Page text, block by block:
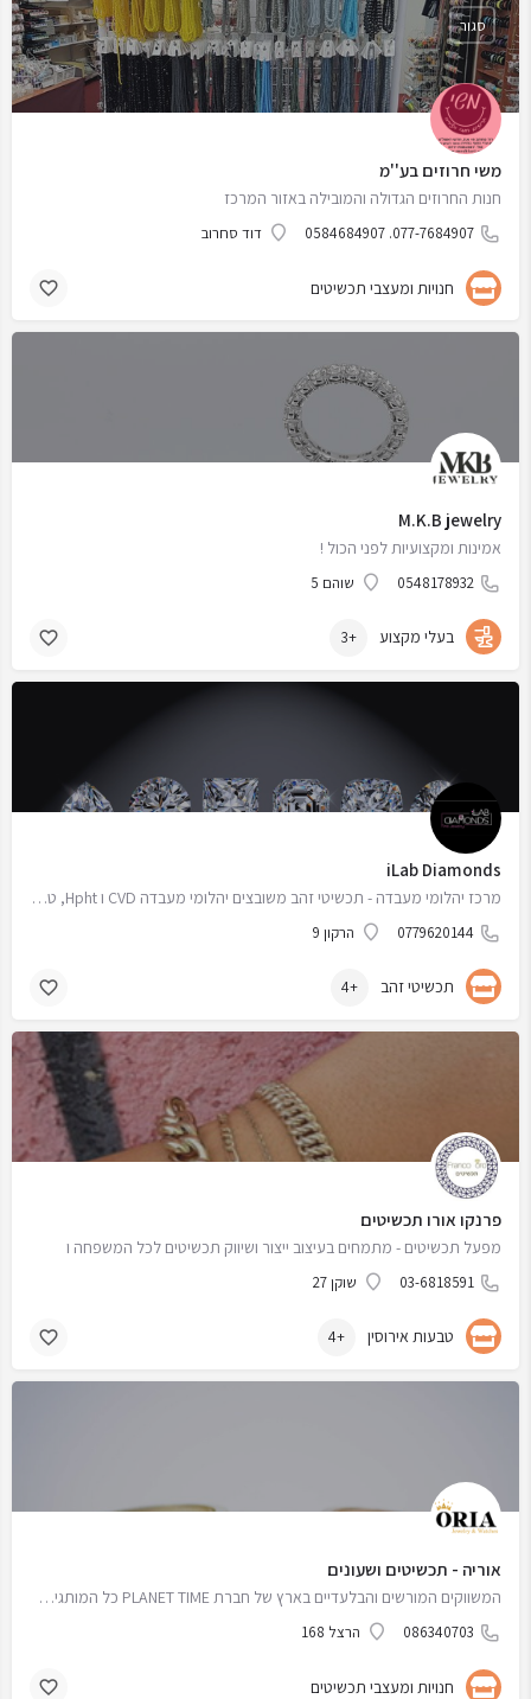
משי חרוזים בע''מ
חנות החרוזים הגדולה והמובילה באזור המרכז
077-7684907. 0584684907 דוד סחרוב
סגור
חנויות ומעצבי תכשיטים
M.K.B jewelry
אמינות ומקצועיות לפני הכול !
0548178932 שוהם 5
בעלי מקצוע +3
iLab Diamonds
מרכז יהלומי מעבדה - תכשיטי זהב משובצים יהלומי מעבדה CVD ו Hpht, טבעות אירוסין עגילי יהלום בעיצוב אישי
0779620144 הרקון 9
תכשיטי זהב +4
פרנקו אורו תכשיטים
מפעל תכשיטים - מתמחים בעיצוב ייצור ושיווק תכשיטים לכל המשפחה ו
03-6818591 שוקן 27
טבעות אירוסין +4
אוריה - תכשיטים ושעונים
המשווקים המורשים והבלעדיים בארץ של חברת PLANET TIME כל המותגים הם מהיבואן הראשי בישראל. אנו מספקים מוצרים…
086340703 הרצל 168
חנויות ומעצבי תכשיטים